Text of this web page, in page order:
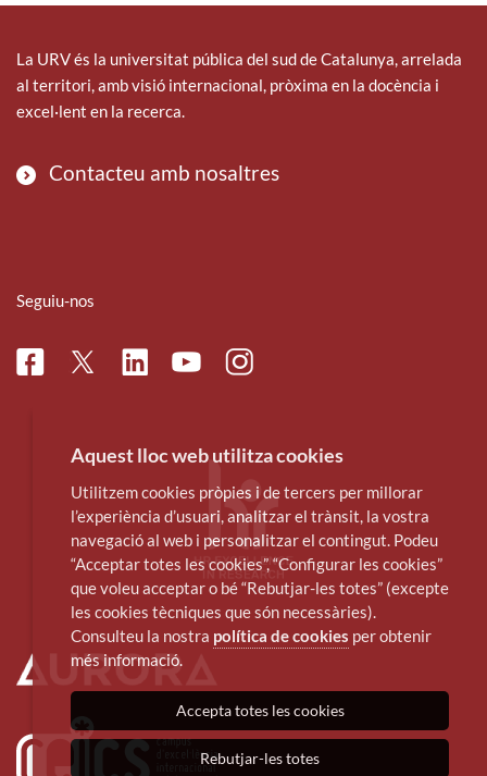
La URV és la universitat pública del sud de Catalunya, arrelada
al territori, amb visió internacional, pròxima en la docència i
excel·lent en la recerca.
Contacteu amb nosaltres
Seguiu-nos
FacebookTwitterLinkedinYoutubeInstagram
Aquest lloc web utilitza cookies
Utilitzem cookies pròpies i de tercers per millorar
l’experiència d’usuari, analitzar el trànsit, la vostra
navegació al web i personalitzar el contingut. Podeu
“Acceptar totes les cookies”, “Configurar les cookies”
que voleu acceptar o bé “Rebutjar-les totes” (excepte
les cookies tècniques que són necessàries).
Consulteu la nostra política de cookies per obtenir
més informació.
Accepta totes les cookies
Rebutjar-les totes